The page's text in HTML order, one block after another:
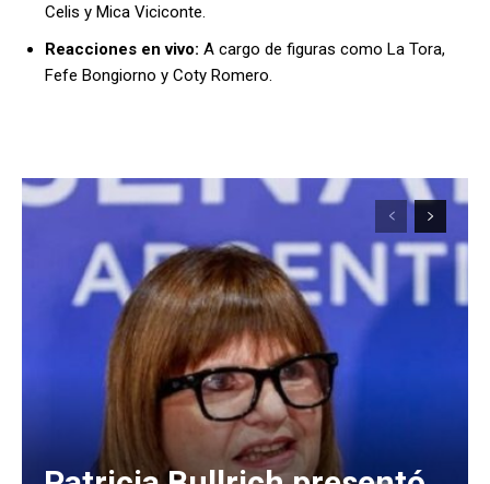
Celis y Mica Viciconte.
Reacciones en vivo: A cargo de figuras como La Tora,
Fefe Bongiorno y Coty Romero.